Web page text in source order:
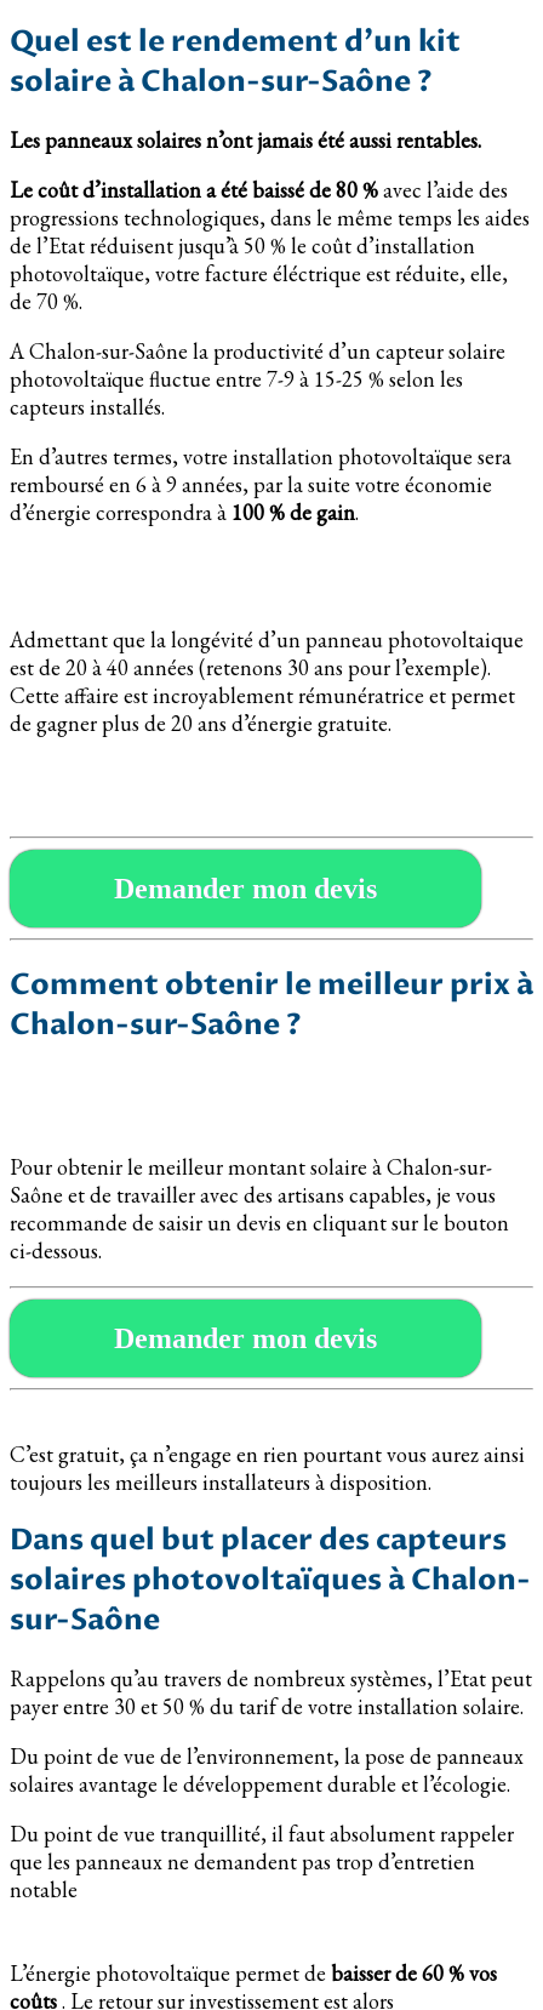
Quel est le rendement d’un kit
solaire à Chalon-sur-Saône ?
Les panneaux solaires n’ont jamais été aussi rentables.
Le coût d’installation a été baissé de 80 %avec l’aide des
progressions technologiques, dans le même temps les aides
de l’Etat réduisent jusqu’à 50 % le coût d’installation
photovoltaïque, votre facture éléctrique est réduite, elle,
de 70 %.
A Chalon-sur-Saône la productivité d’un capteur solaire
photovoltaïque fluctue entre 7-9 à 15-25 % selon les
capteurs installés.
En d’autres termes, votre installation photovoltaïque sera
remboursé en 6 à 9 années, par la suite votre économie
d’énergie correspondra à 100 % de gain.
Admettant que la longévité d’un panneau photovoltaique
est de 20 à 40 années (retenons 30 ans pour l’exemple).
Cette affaire est incroyablement rémunératrice et permet
de gagner plus de 20 ans d’énergie gratuite.
Demander mon devis
Comment obtenir le meilleur prix à
Chalon-sur-Saône ?
Pour obtenir le meilleur montant solaire à Chalon-sur-
Saône et de travailler avec des artisans capables, je vous
recommande de saisir un devis en cliquant sur le bouton
ci-dessous.
Demander mon devis
C’est gratuit, ça n’engage en rien pourtant vous aurez ainsi
toujours les meilleurs installateurs à disposition.
Dans quel but placer des capteurs
solaires photovoltaïques à Chalon-
sur-Saône
Rappelons qu’au travers de nombreux systèmes, l’Etat peut
payer entre 30 et 50 % du tarif de votre installation solaire.
Du point de vue de l’environnement, la pose de panneaux
solaires avantage le développement durable et l’écologie.
Du point de vue tranquillité, il faut absolument rappeler
que les panneaux ne demandent pas trop d’entretien
notable
L’énergie photovoltaïque permet de baisser de 60 % vos
coûts. Le retour sur investissement est alors